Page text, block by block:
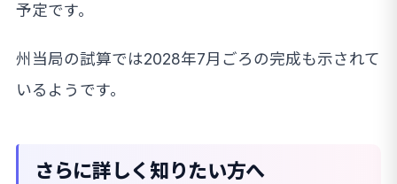
予定です。
州当局の試算では2028年7月ごろの完成も示されて
いるようです。
さらに詳しく知りたい方へ